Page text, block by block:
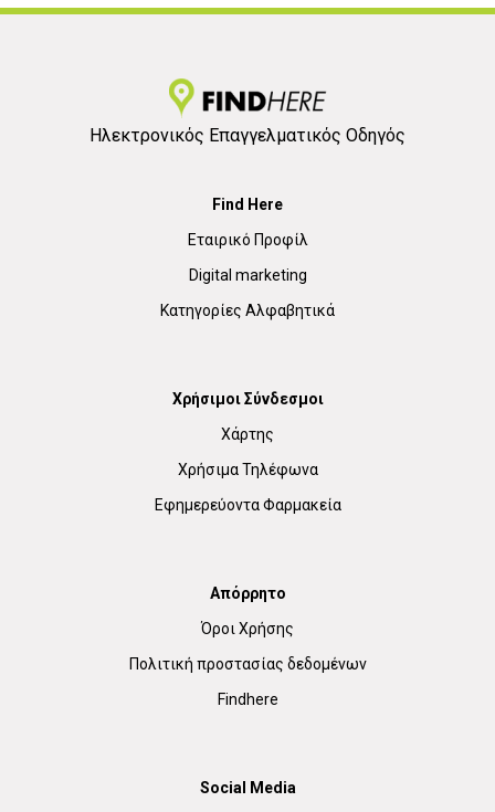
Ηλεκτρονικός Επαγγελματικός Οδηγός
Find Here
Εταιρικό Προφίλ
Digital marketing
Κατηγορίες Αλφαβητικά
Χρήσιμοι Σύνδεσμοι
Χάρτης
Χρήσιμα Τηλέφωνα
Εφημερεύοντα Φαρμακεία
Απόρρητο
Όροι Χρήσης
Πολιτική προστασίας δεδομένων
Findhere
Social Media